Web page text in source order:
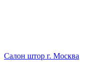
Салон штор г. Москва